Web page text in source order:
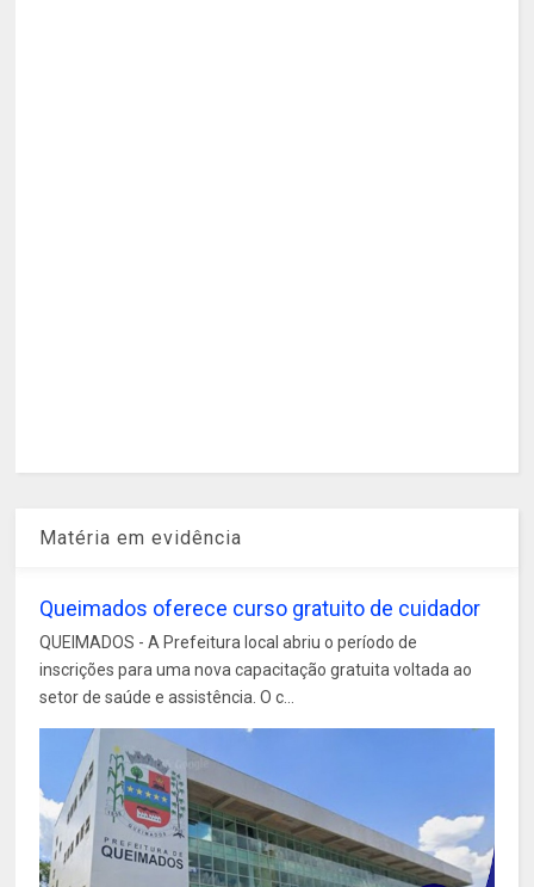
Matéria em evidência
Queimados oferece curso gratuito de cuidador
QUEIMADOS - A Prefeitura local abriu o período de
inscrições para uma nova capacitação gratuita voltada ao
setor de saúde e assistência. O c...